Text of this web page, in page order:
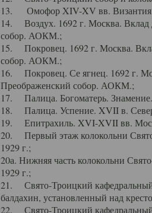
13. Омофор XIV-XV вв.
14. Воздух. 1692 г. Москва. Вклад
собор. АОКМ.;
15. Покровец. 1692 г. Москва.
собор. АОКМ.;
16. Покровец. Се ягнец. 1692 г.
Преображенский собор. АОКМ.;
17. Палица. Богоматерь.
18. Палица. Успение. XVII в.
19. Епитрахиль. XVI-XVII вв.
20. Первый этаж колокольни
1929 г.;
20а. Нижняя часть колокольни
1929 г.;
21. Свято-Троицкий кафедральный
балдахин, установленный над
22. Свято-Троицкий кафедральный